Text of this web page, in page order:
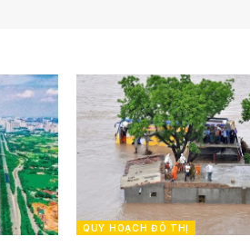
QUY HOẠCH ĐÔ THỊ